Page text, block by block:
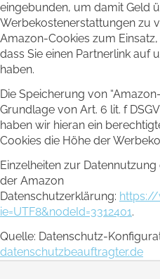
eingebunden, um damit Geld
Werbekostenerstattungen zu
Amazon-Cookies zum
dass Sie einen Partnerlink auf
haben.
Die Speicherung von
Grundlage von Art. 6 lit. f
haben wir hieran ein
Cookies die Höhe der
Einzelheiten zur
der Amazon
Datenschutzerklärung:
ie=UTF8&nodeId=3312401.
Quelle: Datenschutz-
datenschutzbeauftragter.de